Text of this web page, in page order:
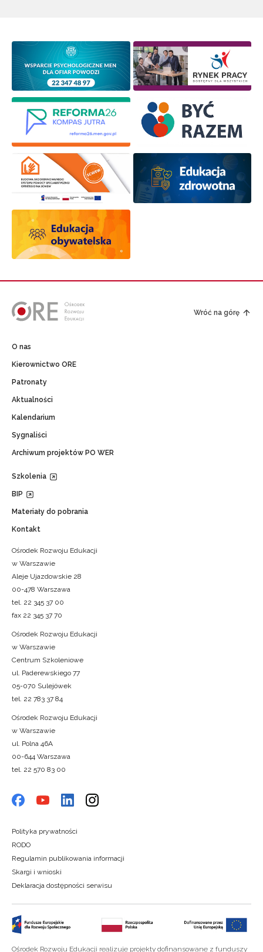
Wróć na górę
O nas
Kierownictwo ORE
Patronaty
Aktualności
Kalendarium
Sygnaliści
Archiwum projektów PO WER
Szkolenia
BIP
Materiały do pobrania
Kontakt
Ośrodek Rozwoju Edukacji
w Warszawie
Aleje Ujazdowskie 28
00-478 Warszawa
tel. 22 345 37 00
fax 22 345 37 70
Ośrodek Rozwoju Edukacji
w Warszawie
Centrum Szkoleniowe
ul. Paderewskiego 77
05-070 Sulejówek
tel. 22 783 37 84
Ośrodek Rozwoju Edukacji
w Warszawie
ul. Polna 46A
00-644 Warszawa
tel. 22 570 83 00
Polityka prywatności
RODO
Regulamin publikowania informacji
Skargi i wnioski
Deklaracja dostępności serwisu
Ośrodek Rozwoju Edukacji realizuje projekty dofinansowane z funduszy